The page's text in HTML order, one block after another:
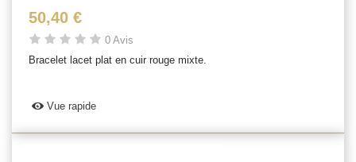
50,40 €
0 Avis
Bracelet lacet plat en cuir rouge mixte.
Vue rapide